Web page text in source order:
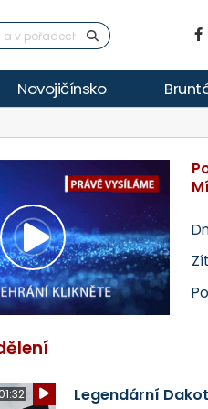
Novojičínsko
Přehrát
video
Legendární